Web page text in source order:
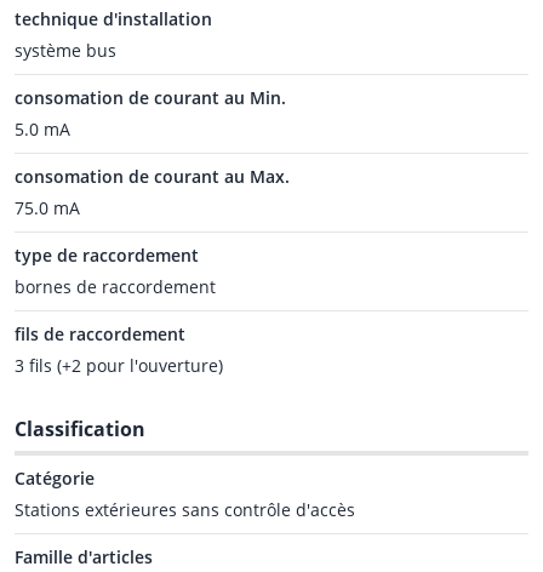
technique d'installation
système bus
consomation de courant au Min.
5.0 mA
consomation de courant au Max.
75.0 mA
type de raccordement
bornes de raccordement
fils de raccordement
3 fils (+2 pour l'ouverture)
Classification
Catégorie
Stations extérieures sans contrôle d'accès
Famille d'articles